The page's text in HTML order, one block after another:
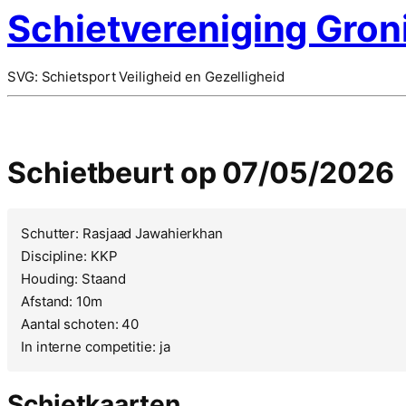
Schietvereniging
SVG: Schietsport Veiligheid en Gezelligheid
Schietbeurt op 07/05/2026
Schutter: Rasjaad Jawahierkhan
Discipline: KKP
Houding: Staand
Afstand: 10m
Aantal schoten: 40
In interne competitie: ja